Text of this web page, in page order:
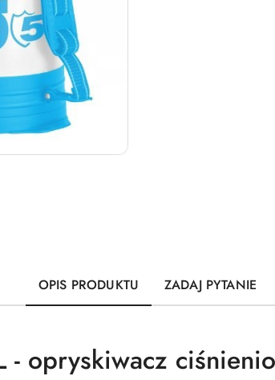
OPIS PRODUKTU ZADAJ PYTANIE
- opryskiwacz